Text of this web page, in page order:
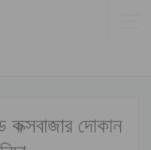
কক্সবাজার দোকান